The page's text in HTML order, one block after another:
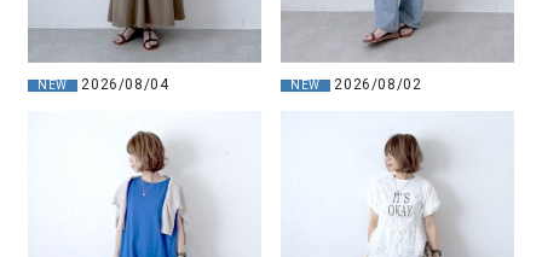
NEW 2026/08/04 NEW 2026/08/02